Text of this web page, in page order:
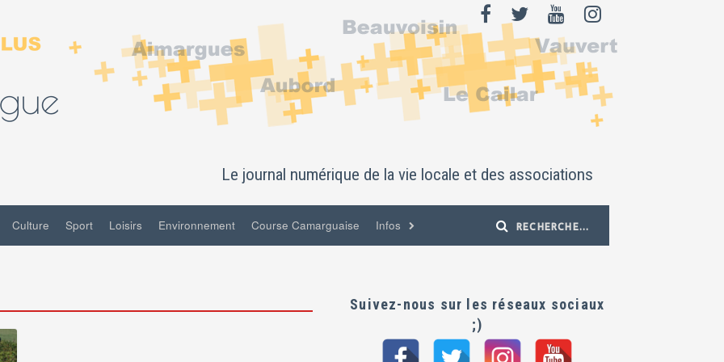
Le journal numérique de la vie locale et des associations
Culture Sport Loisirs Environnement Course Camarguaise Infos
Suivez-nous sur les réseaux sociaux
;)